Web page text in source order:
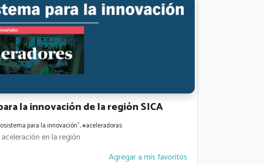
la innovación de la región SICA
para la innovación", #aceleradoras
en la región
Agregar a mis favoritos